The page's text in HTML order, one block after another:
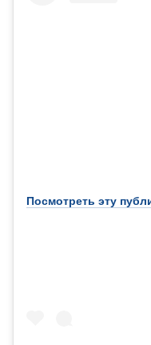
Посмотреть эту